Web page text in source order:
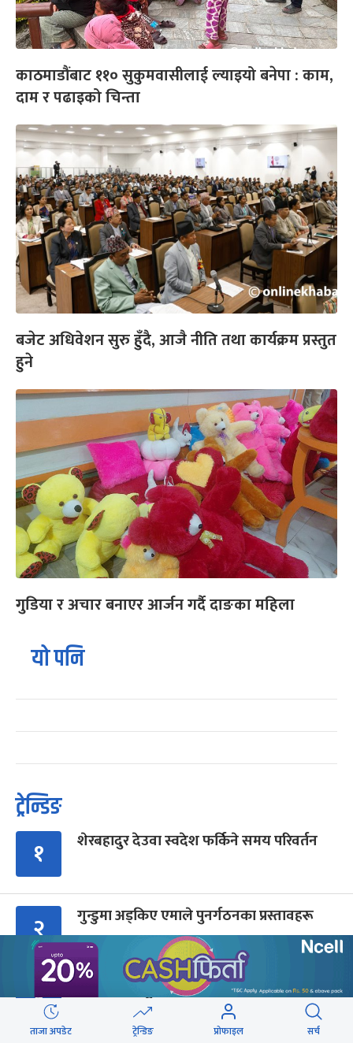
काठमाडौंबाट ११० सुकुमवासीलाई ल्याइयो बनेपा : काम,
दाम र पढाइको चिन्ता
बजेट अधिवेशन सुरु हुँदै, आजै नीति तथा कार्यक्रम प्रस्तुत
हुने
गुडिया र अचार बनाएर आर्जन गर्दै दाङका महिला
यो पनि
ट्रेन्डिङ
१ शेरबहादुर देउवा स्वदेश फर्किने समय परिवर्तन
२ गुन्डुमा अड्किए एमाले पुनर्गठनका प्रस्तावहरू
३ प्रज्ञाका तीन कुलपतिको शपथ (तस्वीरहरू)
ताजा अपडेट ट्रेन्डिङ प्रोफाइल सर्च